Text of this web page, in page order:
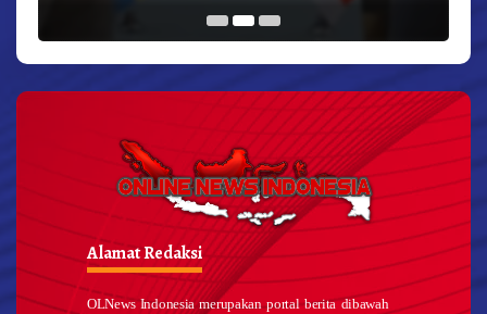
Alamat Redaksi
OLNews Indonesia merupakan portal berita dibawah